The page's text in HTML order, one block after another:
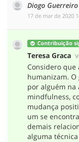
Diogo Guerreiro
‎17 de mar de 2020
Contribuição
Teresa Graca
Considero
humanizam.
por alguém na
mindfulness,
mudança
um se
demais
alguma